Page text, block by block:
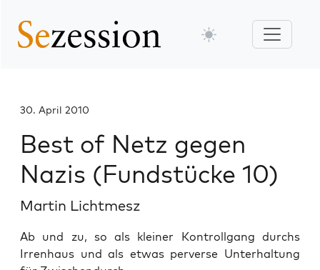
30. April 2010
Best of Netz gegen
Nazis (Fundstücke 10)
Martin Lichtmesz
Ab und zu, so als kleiner Kontrollgang durchs
Irrenhaus und als etwas perverse Unterhaltung